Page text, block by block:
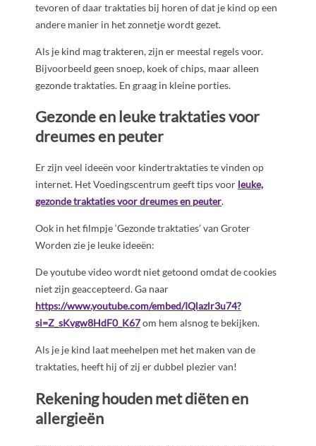
tevoren of daar traktaties bij horen of dat je kind op een
andere manier in het zonnetje wordt gezet.
Als je kind mag trakteren, zijn er meestal regels voor.
Bijvoorbeeld geen snoep, koek of chips, maar alleen
gezonde traktaties. En graag in kleine porties.
Gezonde en leuke traktaties voor
dreumes en peuter
Er zijn veel ideeën voor kindertraktaties te vinden op
internet. Het Voedingscentrum geeft tips voor leuke,
gezonde traktaties voor dreumes en peuter.
Ook in het filmpje ‘Gezonde traktaties’ van Groter
Worden zie je leuke ideeën:
De youtube video wordt niet getoond omdat de cookies
niet zijn geaccepteerd. Ga naar
https://www.youtube.com/embed/IQlazlr3u74?
si=Z_sKvgw8HdF0_K67om hem alsnog te bekijken.
Als je je kind laat meehelpen met het maken van de
traktaties, heeft hij of zij er dubbel plezier van!
Rekening houden met diëten en
allergieën